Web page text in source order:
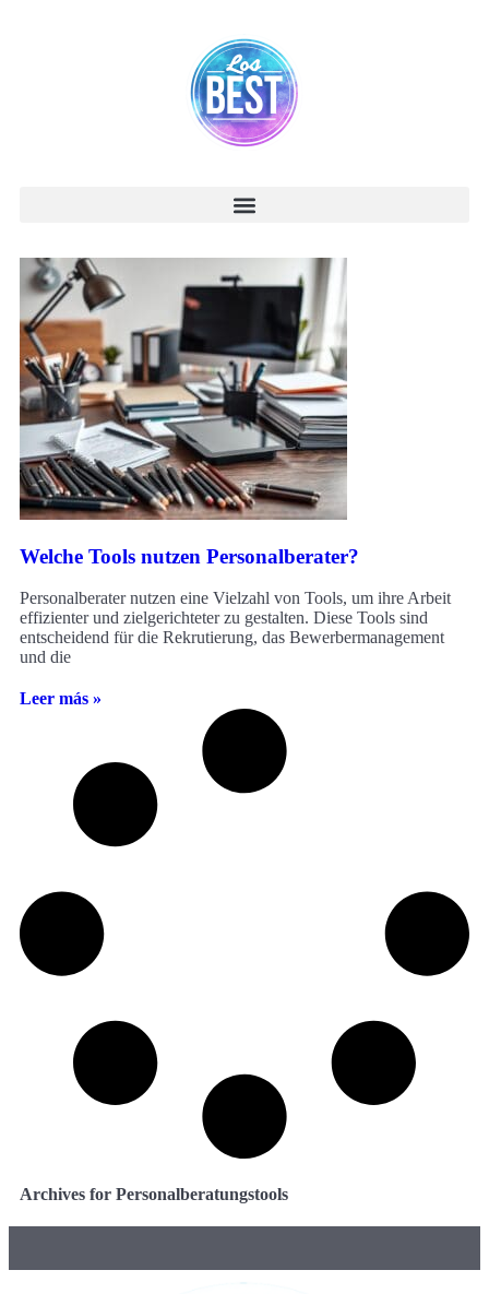
Welche Tools nutzen Personalberater?
Personalberater nutzen eine Vielzahl von Tools, um ihre Arbeit
effizienter und zielgerichteter zu gestalten. Diese Tools sind
entscheidend für die Rekrutierung, das Bewerbermanagement
und die
Leer más »
Archives for Personalberatungstools